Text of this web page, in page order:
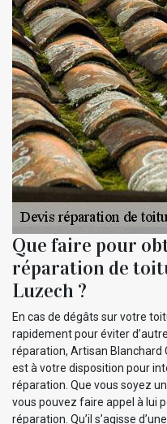
Que faire pour
réparation de
Luzech ?
En cas de dégâts sur votre
rapidement pour éviter
réparation, Artisan Blanchard
est à votre disposition pour
réparation. Que vous soyez
vous pouvez faire appel à lui
réparation. Qu’il s’agisse